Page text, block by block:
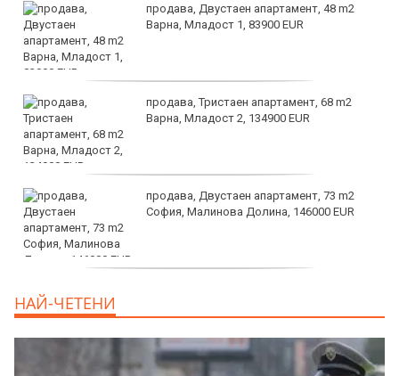
продава, Двустаен апартамент, 48 m2
Варна, Младост 1, 83900 EUR
продава, Тристаен апартамент, 68 m2
Варна, Младост 2, 134900 EUR
продава, Двустаен апартамент, 73 m2
София, Малинова Долина, 146000 EUR
НАЙ-ЧЕТЕНИ